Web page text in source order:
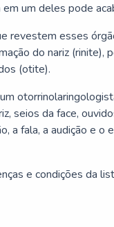
um deles pode
revestem esses
do nariz
(otite).
seios da face,
a fala, a audição e o
e condições da